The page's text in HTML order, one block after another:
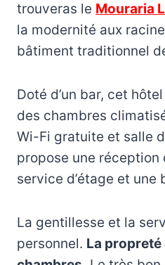
trouveras le Mouraria
la modernité aux
bâtiment traditionnel
Doté d’un bar, cet
des chambres
Wi-Fi gratuite et salle
propose une
service d’étage et une
La gentillesse et la
personnel. La